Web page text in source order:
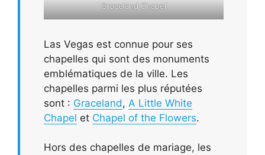
Graceland Chapel
Las Vegas est connue pour ses
chapelles qui sont des monuments
emblématiques de la ville. Les
chapelles parmi les plus réputées
sont : Graceland, A Little White
Chapel et Chapel of the Flowers.
Hors des chapelles de mariage, les